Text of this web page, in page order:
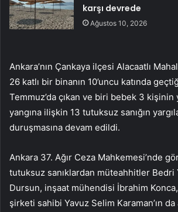
karşı devrede
Ağustos 10, 2026
Ankara’nın Çankaya ilçesi Alacaatlı
26 katlı bir binanın 10’uncu katında
Temmuz’da çıkan ve biri bebek 3 kişinin
yangına ilişkin 13 tutuksuz sanığın
duruşmasına devam edildi.
Ankara 37. Ağır Ceza Mahkemesi’nde
tutuksuz sanıklardan müteahhitler Bedri
Dursun, inşaat mühendisi İbrahim
şirketi sahibi Yavuz Selim Karaman’ın da